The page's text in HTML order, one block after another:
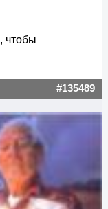
, чтобы
#135489